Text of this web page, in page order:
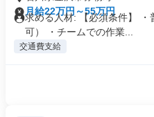
月給22万円～55万円
求める人材: 【必須条件】
可） ・チームでの作業...
交通費支給